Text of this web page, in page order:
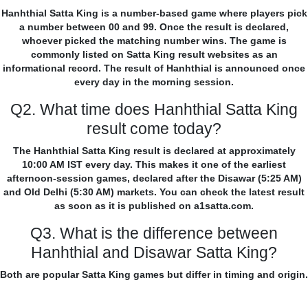
Hanhthial Satta King is a number-based game where players pick
a number between 00 and 99. Once the result is declared,
whoever picked the matching number wins. The game is
commonly listed on Satta King result websites as an
informational record. The result of Hanhthial is announced once
every day in the morning session.
Q2. What time does Hanhthial Satta King
result come today?
The Hanhthial Satta King result is declared at approximately
10:00 AM IST every day. This makes it one of the earliest
afternoon-session games, declared after the Disawar (5:25 AM)
and Old Delhi (5:30 AM) markets. You can check the latest result
as soon as it is published on a1satta.com.
Q3. What is the difference between
Hanhthial and Disawar Satta King?
Both are popular Satta King games but differ in timing and origin.